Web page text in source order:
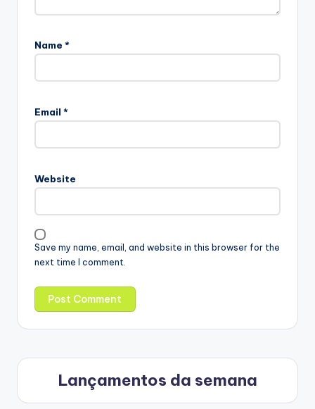
Name *
Email *
Website
Save my name, email, and website in this browser for the
next time I comment.
Lançamentos da semana